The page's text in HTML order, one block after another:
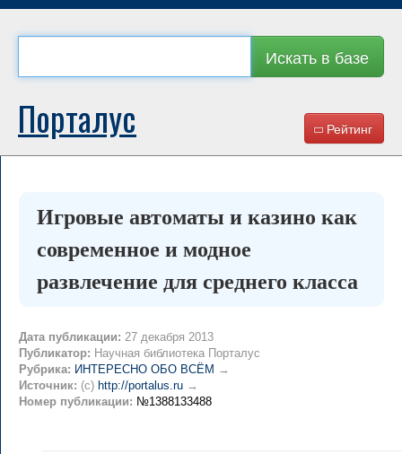
Искать в базе
Рейтинг
Порталус
Игровые автоматы и казино как
современное и модное
развлечение для среднего класса
Дата публикации: 27 декабря 2013
Публикатор: Научная библиотека Порталус
Рубрика: ИНТЕРЕСНО ОБО ВСЁМ →
Источник: (c) http://portalus.ru →
Номер публикации: №1388133488